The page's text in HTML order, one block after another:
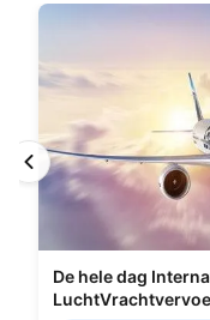
De hele dag